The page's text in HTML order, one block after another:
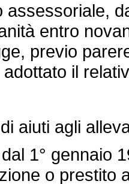
entro
previo
il
aiuti agli
1° gennaio
o prestito